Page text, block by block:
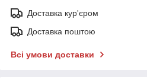
Доставка кур'єром
Доставка поштою
Всі умови доставки